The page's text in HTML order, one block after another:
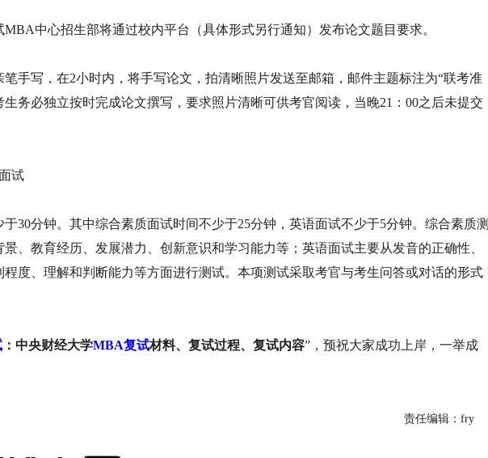
中心招生部将通过校内平台（具体形式另行通知）发布论文题目要求。
手写，在2小时内，将手写论文，拍清晰照片发送至邮箱，邮件主题标注为“联考准
务必独立按时完成论文撰写，要求照片清晰可供考官阅读，当晚21：00之后未提交
试
30分钟。其中综合素质面试时间不少于25分钟，英语面试不少于5分钟。综合素质测
、教育经历、发展潜力、创新意识和学习能力等；英语面试主要从发音的正确性、
度、理解和判断能力等方面进行测试。本项测试采取考官与考生问答或对话的形式
：中央财经大学MBA复试材料、复试过程、复试内容”，预祝大家成功上岸，一举成
责任编辑：fry